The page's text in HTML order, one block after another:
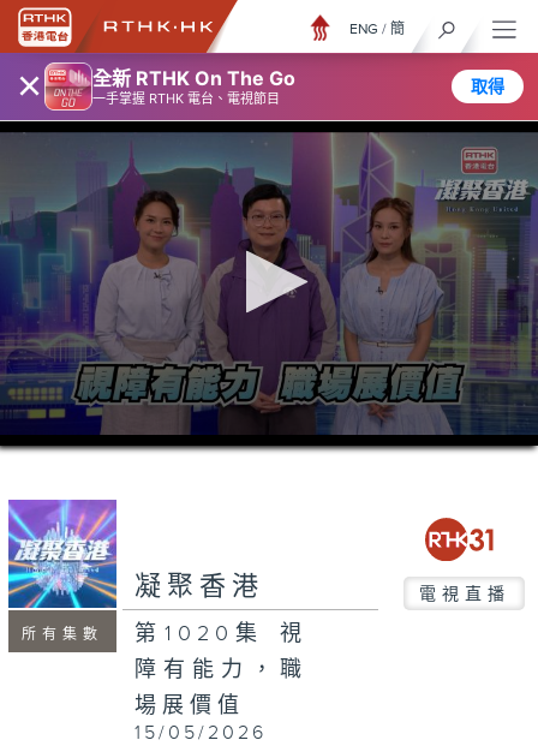
× 全新 RTHK On The Go
一手掌握 RTHK 電台、電視節目
取得
ENG / 簡
0
seconds
minutes,
7
seconds
所有集數
凝聚香港 電視直播
第1020集 視
障有能力，職
場展價值
15/05/2026